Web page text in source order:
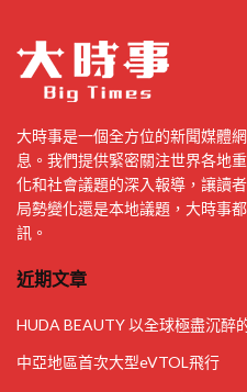
大時事是一個全方位的新聞媒體
息。我們提供緊密關注世界各地
化和社會議題的深入報導，讓讀
局勢變化還是本地議題，大時事
訊。
近期文章
HUDA BEAUTY 以全球極盡沉醉
中亞地區首次大型eVTOL飛行